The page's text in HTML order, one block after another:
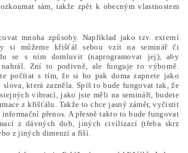
sám, takže zpět k obecným vlastnostem
mnoha způsoby. Například jako tzv. externí
si můžeme křišťál sebou vzít na seminář či
se s ním domluvit (naprogramovat jej), aby
nahrál. Zní to podivně, ale funguje to výborně.
počítat s tím, že si ho pak doma zapnete jako
která zazněla. Spíš to bude fungovat tak, že
vibrací, jako jste měli na semináři, budete
z křišťálu. Takže to chce jasný záměr, vyčistit
přenos. A přesně takto to bude fungovat
z dávných dob, jiných civilizací (třeba skrz
z jiných dimenzí a říší.